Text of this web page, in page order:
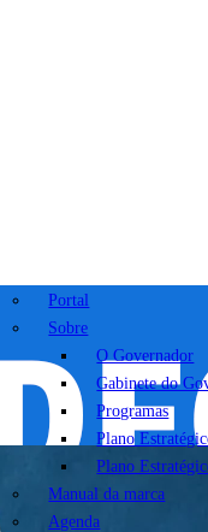
Portal
Sobre
O Governador
Gabinete do
Programas
Plano
Plano
Manual da marca
Agenda